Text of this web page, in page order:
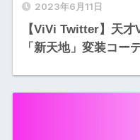
2023年6月11日
【ViVi Twitter】天
「新天地」変装コー